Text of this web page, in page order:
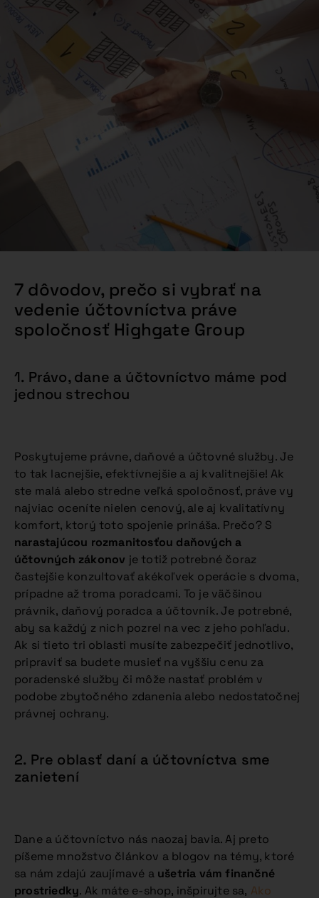
7 dôvodov, prečo si vybrať na
vedenie účtovníctva práve
spoločnosť Highgate Group
1. Právo, dane a účtovníctvo máme pod
jednou strechou
Poskytujeme právne, daňové a účtovné služby. Je
to tak lacnejšie, efektívnejšie a aj kvalitnejšie! Ak
ste malá alebo stredne veľká spoločnosť, práve vy
najviac oceníte nielen cenový, ale aj kvalitatívny
komfort, ktorý toto spojenie prináša. Prečo? S
narastajúcou rozmanitosťou daňových a
účtovných zákonov je totiž potrebné čoraz
častejšie konzultovať akékoľvek operácie s dvoma,
prípadne až troma poradcami. To je väčšinou
právnik, daňový poradca a účtovník. Je potrebné,
aby sa každý z nich pozrel na vec z jeho pohľadu.
Ak si tieto tri oblasti musíte zabezpečiť jednotlivo,
pripraviť sa budete musieť na vyššiu cenu za
poradenské služby či môže nastať problém v
podobe zbytočného zdanenia alebo nedostatočnej
právnej ochrany.
2. Pre oblasť daní a účtovníctva sme
zanietení
Dane a účtovníctvo nás naozaj bavia. Aj preto
píšeme množstvo článkov a blogov na témy, ktoré
sa nám zdajú zaujímavé a ušetria vám finančné
prostriedky. Ak máte e-shop, inšpirujte sa, Ako